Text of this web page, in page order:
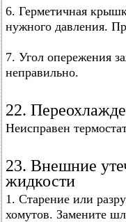
6. Герметичная
нужного давления.
7. Угол опережения
неправильно.
22.
Неисправен
23. Внешние
жидкости
1. Старение или
хомутов. Замените